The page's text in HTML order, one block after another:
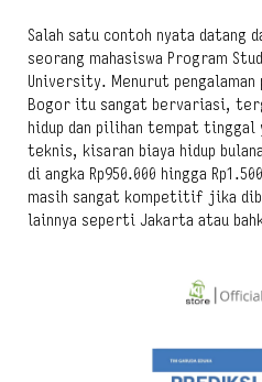
Salah satu contoh nyata datang
seorang mahasiswa Program
University. Menurut
Bogor itu sangat bervariasi,
hidup dan pilihan tempat tinggal
teknis, kisaran biaya hidup
di angka Rp950.000 hingga
masih sangat kompetitif jika
lainnya seperti Jakarta atau